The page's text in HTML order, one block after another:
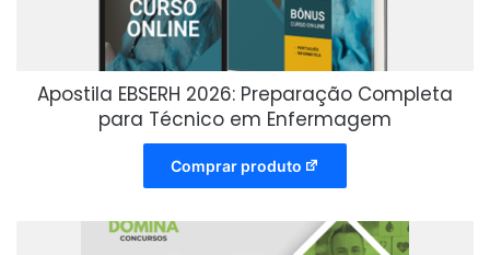
Apostila EBSERH 2026: Preparação Completa
para Técnico em Enfermagem
Comprar produto